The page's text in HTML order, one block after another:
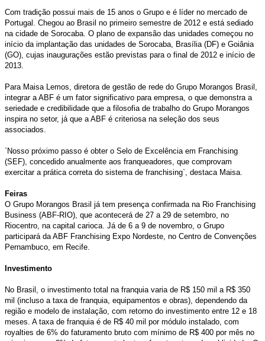
Com tradição possui mais de 15 anos o Grupo e é líder no mercado de
Portugal. Chegou ao Brasil no primeiro semestre de 2012 e está sediado
na cidade de Sorocaba. O plano de expansão das unidades começou no
início da implantação das unidades de Sorocaba, Brasília (DF) e Goiânia
(GO), cujas inaugurações estão previstas para o final de 2012 e início de
2013.
Para Maisa Lemos, diretora de gestão de rede do Grupo Morangos Brasil,
integrar a ABF é um fator significativo para empresa, o que demonstra a
seriedade e credibilidade que a filosofia de trabalho do Grupo Morangos
inspira no setor, já que a ABF é criteriosa na seleção dos seus
associados.
`Nosso próximo passo é obter o Selo de Excelência em Franchising
(SEF), concedido anualmente aos franqueadores, que comprovam
exercitar a prática correta do sistema de franchising`, destaca Maisa.
Feiras
O Grupo Morangos Brasil já tem presença confirmada na Rio Franchising
Business (ABF-RIO), que acontecerá de 27 a 29 de setembro, no
Riocentro, na capital carioca. Já de 6 a 9 de novembro, o Grupo
participará da ABF Franchising Expo Nordeste, no Centro de Convenções
Pernambuco, em Recife.
Investimento
No Brasil, o investimento total na franquia varia de R$ 150 mil a R$ 350
mil (incluso a taxa de franquia, equipamentos e obras), dependendo da
região e modelo de instalação, com retorno do investimento entre 12 e 18
meses. A taxa de franquia é de R$ 40 mil por módulo instalado, com
royalties de 6% do faturamento bruto com mínimo de R$ 400 por mês no